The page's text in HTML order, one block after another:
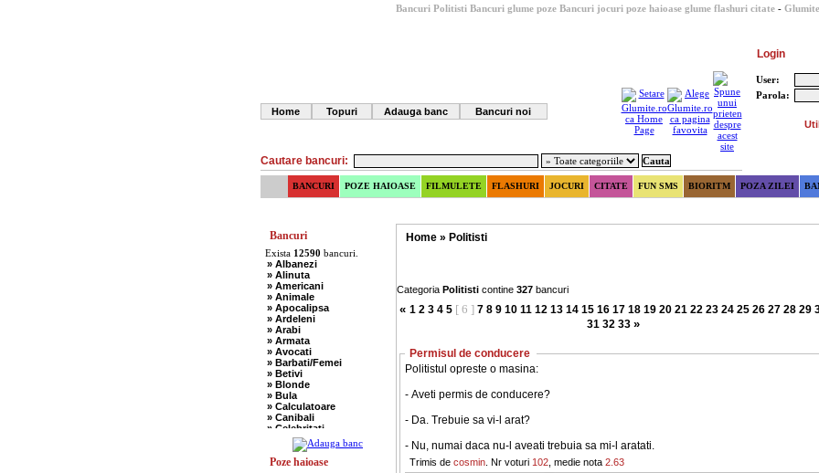
Bancuri Politisti Bancuri glume poze Bancuri jocuri poze haioase glume flashuri citate -
Home Topuri Adauga banc Bancuri noi
Cautare bancuri:
Login
User:
Parola:
BANCURI POZE HAIOASE FILMULETE FLASHURI JOCURI CITATE FUN SMS BIORITM POZA ZILEI
Bancuri
Exista 12590 bancuri.
» Albanezi
» Alinuta
» Americani
» Animale
» Apocalipsa
» Ardeleni
» Arabi
» Armata
» Avocati
» Barbati/Femei
» Betivi
» Blonde
» Bula
» Calculatoare
» Canibali
» Celebritati
» Chelneri
» Chuck Norris
» Ciobani
Poze haioase
Home» Politisti
Categoria Politisticontine 327bancuri
« 1 2 3 4 5 [ 6 ] 7 8 9 10 11 12 13 14 15 16 17 18 19 20 21 22 23 24 25 26 27 28 29
31 32 33 »
Permisul de conducere
Politistul opreste o masina:
- Aveti permis de conducere?
- Da. Trebuie sa vi-l arat?
- Nu, numai daca nu-l aveati trebuia sa mi-l aratati.
Trimis de cosmin. Nr voturi 102, medie nota 2.63